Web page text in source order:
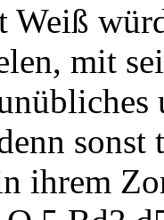
mit
ihrem